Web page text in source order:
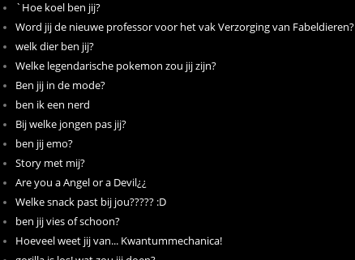
`Hoe koel ben jij?
Word jij de nieuwe professor voor het vak Verzorging van Fabeldieren?
welk dier ben jij?
Welke legendarische pokemon zou jij zijn?
Ben jij in de mode?
ben ik een nerd
Bij welke jongen pas jij?
ben jij emo?
Story met mij?
Are you a Angel or a Devil¿¿
Welke snack past bij jou????? :D
ben jij vies of schoon?
Hoeveel weet jij van... Kwantummechanica!